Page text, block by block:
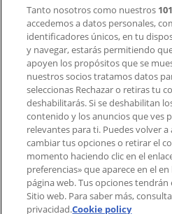
Contacto
Contacto comercial y de
Tienda mal colocada en
Notificar un folleto
¿Encontraste un
aplicación?
Índices
Marcas
Tanto nosotros como nuestros
accedemos a datos personales,
identificadores únicos, en tu
y navegar, estarás permitiendo
apoyen los propósitos que se
nuestros socios tratamos datos
seleccionas Rechazar o retiras tu
deshabilitarás. Si se deshabilitan
contenido y los anuncios que ves
relevantes para ti. Puedes volver
cambiar tus opciones o retirar el
momento haciendo clic en el
preferencias» que aparece en el
página web. Tus opciones
Sitio web. Para saber más,
privacidad.Cookie policy